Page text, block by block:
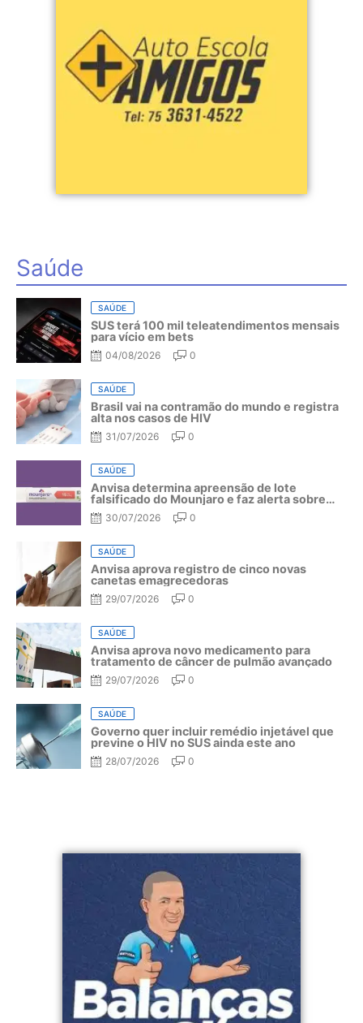
Saúde
SAÚDE
SUS terá 100 mil teleatendimentos mensais
para vício em bets
04/08/2026 0
SAÚDE
Brasil vai na contramão do mundo e registra
alta nos casos de HIV
31/07/2026 0
SAÚDE
Anvisa determina apreensão de lote
falsificado do Mounjaro e faz alerta sobre
riscos do medicamento
30/07/2026 0
SAÚDE
Anvisa aprova registro de cinco novas
canetas emagrecedoras
29/07/2026 0
SAÚDE
Anvisa aprova novo medicamento para
tratamento de câncer de pulmão avançado
29/07/2026 0
SAÚDE
Governo quer incluir remédio injetável que
previne o HIV no SUS ainda este ano
28/07/2026 0